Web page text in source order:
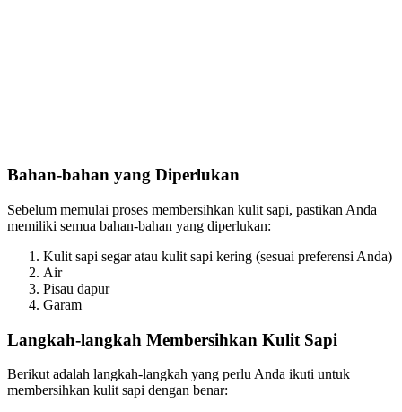
Bahan-bahan yang Diperlukan
Sebelum memulai proses membersihkan kulit sapi, pastikan Anda
memiliki semua bahan-bahan yang diperlukan:
Kulit sapi segar atau kulit sapi kering (sesuai preferensi Anda)
Air
Pisau dapur
Garam
Langkah-langkah Membersihkan Kulit Sapi
Berikut adalah langkah-langkah yang perlu Anda ikuti untuk
membersihkan kulit sapi dengan benar: